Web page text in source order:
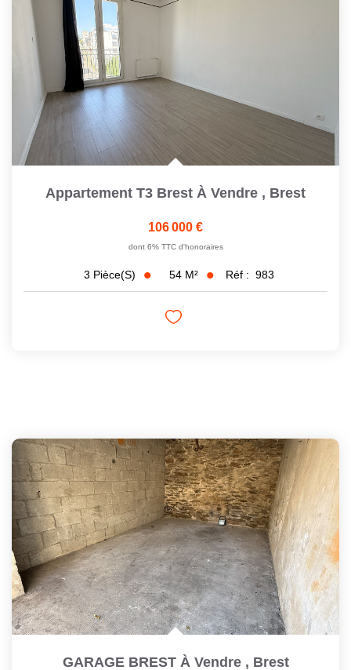
Appartement T3 Brest À Vendre , Brest
106 000 €
dont 6% TTC d'honoraires
3 Pièce(s) 54 M² Réf : 983
GARAGE BREST À Vendre , Brest